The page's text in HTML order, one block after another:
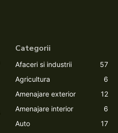
Categorii
Afaceri si industrii
57
Agricultura
6
Amenajare exterior
12
Amenajare interior
6
Auto
17